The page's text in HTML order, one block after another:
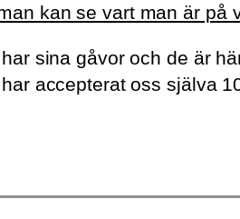
kan se vart man är på
sina gåvor och de är
accepterat oss själva